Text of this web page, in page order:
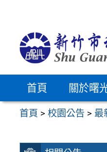
首頁 關於曙
首頁 >校園公告 > 最